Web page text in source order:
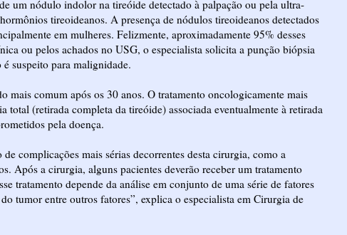
um nódulo indolor na tireóide detectado à palpação ou pela ultra-
tireoideanos. A presença de nódulos tireoideanos detectados
em mulheres. Felizmente, aproximadamente 95% desses
ou pelos achados no USG, o especialista solicita a punção biópsia
suspeito para malignidade.
mais comum após os 30 anos. O tratamento oncologicamente mais
total (retirada completa da tireóide) associada eventualmente à retirada
pela doença.
complicações mais sérias decorrentes desta cirurgia, como a
Após a cirurgia, alguns pacientes deverão receber um tratamento
tratamento depende da análise em conjunto de uma série de fatores
tumor entre outros fatores”, explica o especialista em Cirurgia de